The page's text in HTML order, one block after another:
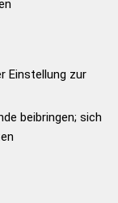
Einstellung zur
beibringen; sich